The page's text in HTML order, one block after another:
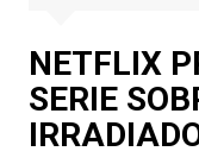
NETFLIX
SERIE